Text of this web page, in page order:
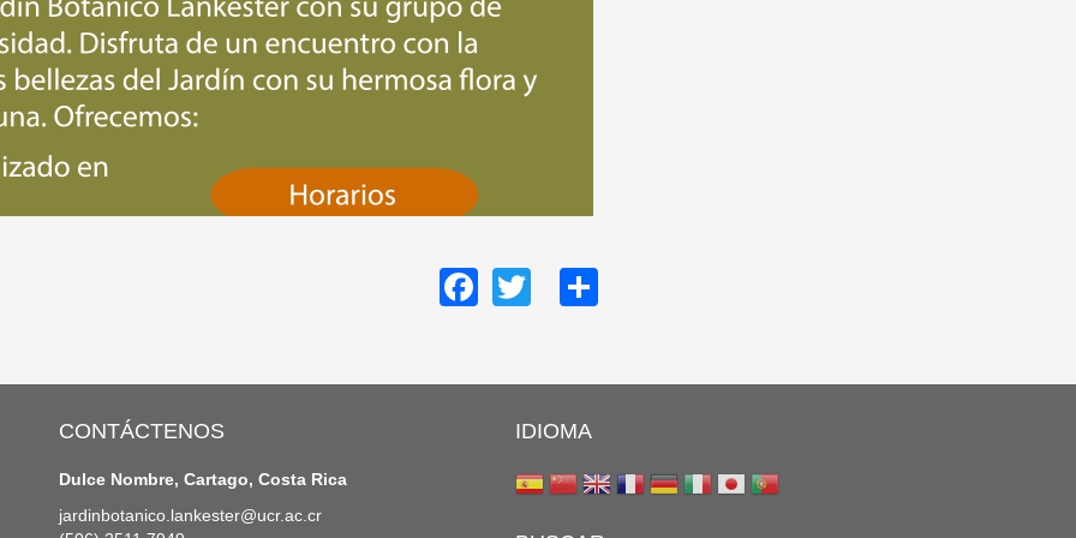
Facebook
TwitterShare
CONTÁCTENOS
Dulce Nombre, Cartago, Costa Rica
jardinbotanico.lankester@ucr.ac.cr
IDIOMA